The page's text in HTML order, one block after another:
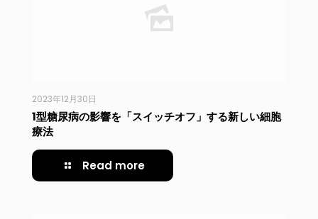
2023年12月30日
1型糖尿病の影響を「スイッチオフ」する新しい細胞
療法
Read more